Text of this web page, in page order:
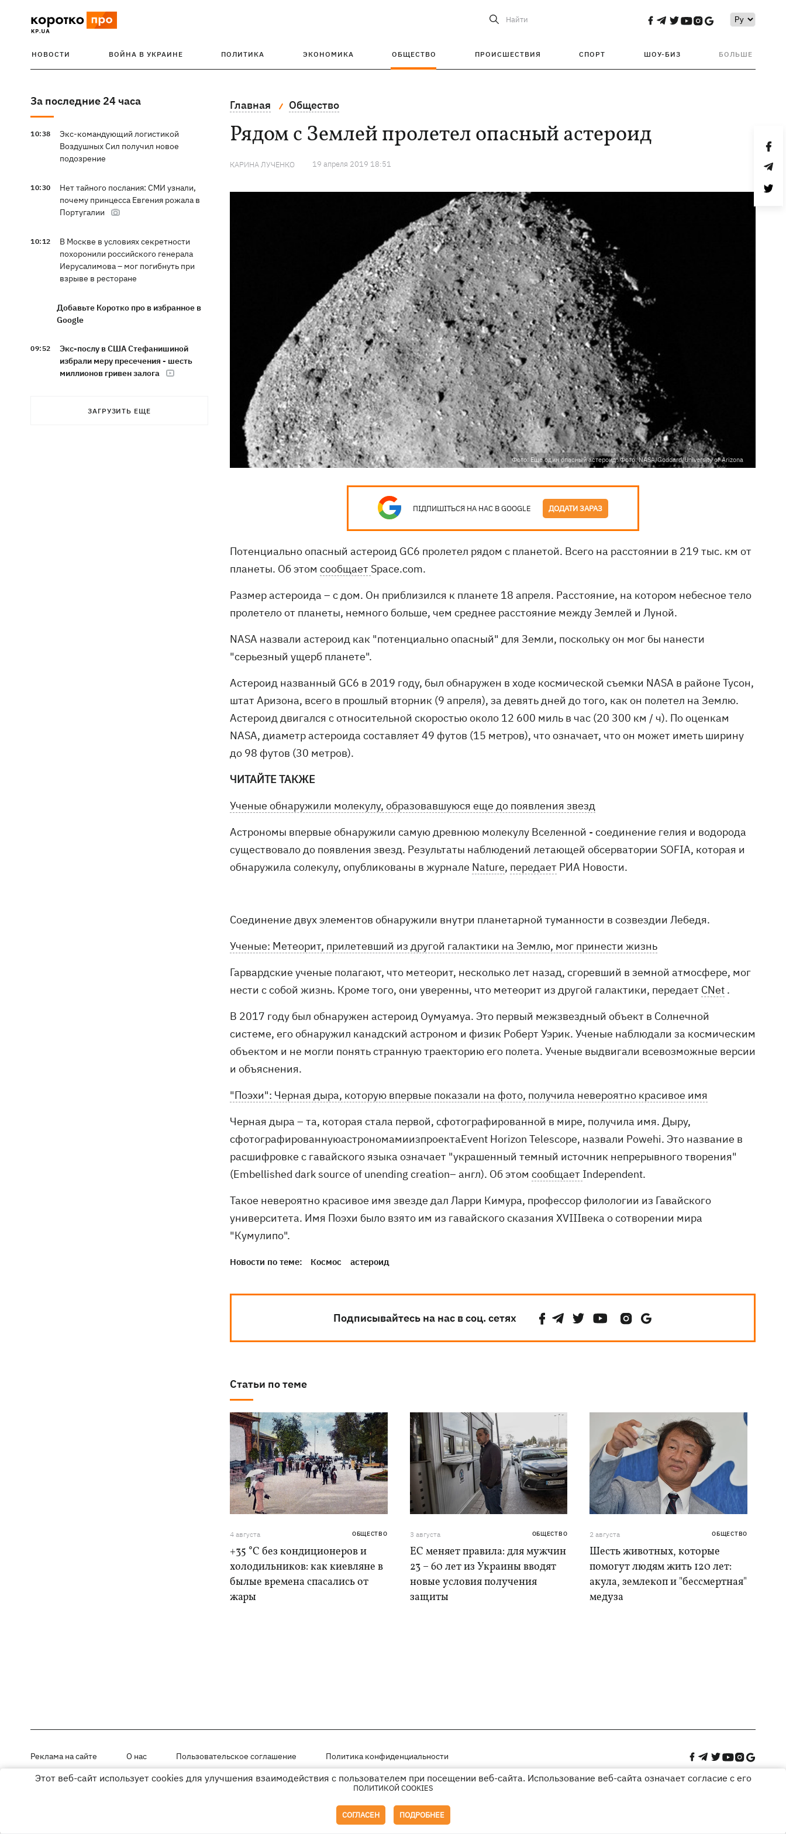
Найти
НОВОСТИ ВОЙНА В УКРАИНЕ ПОЛИТИКА ЭКОНОМИКА ОБЩЕСТВО ПРОИСШЕСТВИЯ СПОРТ ШОУ-БИЗ БОЛЬШЕ
За последние 24 часа
10:38
Экс-командующий логистикой
Воздушных Сил получил новое
подозрение
10:30
Нет тайного послания: СМИ узнали,
почему принцесса Евгения рожала в
Португалии
10:12
В Москве в условиях секретности
похоронили российского генерала
Иерусалимова – мог погибнуть при
взрыве в ресторане
Добавьте Коротко про в избранное в
Google
09:52
Экс-послу в США Стефанишиной
избрали меру пресечения - шесть
миллионов гривен залога
дронами, ракетами Х-31П и
ЗАГРУЗИТЬ ЕЩЕ
Главная Общество
Рядом с Землей пролетел опасный астероид
КАРИНА ЛУЧЕНКО 19 апреля 2019 18:51
Фото: Еще один опасный астероид. Фото: NASA/Goddard/University of Arizona
ПІДПИШІТЬСЯ НА НАС В GOOGLE ДОДАТИ ЗАРАЗ
Потенциально опасный астероид GC6 пролетел рядом с планетой. Всего на расстоянии в 219 тыс. км от
планеты. Об этом сообщает Space.com.
Размер астероида – с дом. Он приблизился к планете 18 апреля. Расстояние, на котором небесное тело
пролетело от планеты, немного больше, чем среднее расстояние между Землей и Луной.
NASA назвали астероид как "потенциально опасный" для Земли, поскольку он мог бы нанести
"серьезный ущерб планете".
Астероид названный GC6 в 2019 году, был обнаружен в ходе космической съемки NASA в районе Тусон,
штат Аризона, всего в прошлый вторник (9 апреля), за девять дней до того, как он полетел на Землю.
Астероид двигался с относительной скоростью около 12 600 миль в час (20 300 км / ч). По оценкам
NASA, диаметр астероида составляет 49 футов (15 метров), что означает, что он может иметь ширину
до 98 футов (30 метров).
ЧИТАЙТЕ ТАКЖЕ
Ученые обнаружили молекулу, образовавшуюся еще до появления звезд
Астрономы впервые обнаружили самую древнюю молекулу Вселенной - соединение гелия и водорода
существовало до появления звезд. Результаты наблюдений летающей обсерватории SOFIA, которая и
обнаружила солекулу, опубликованы в журнале Nature, передает РИА Новости.
Соединение двух элементов обнаружили внутри планетарной туманности в созвездии Лебедя.
Ученые: Метеорит, прилетевший из другой галактики на Землю, мог принести жизнь
Гарвардские ученые полагают, что метеорит, несколько лет назад, сгоревший в земной атмосфере, мог
нести с собой жизнь. Кроме того, они уверенны, что метеорит из другой галактики, передает CNet .
В 2017 году был обнаружен астероид Оумуамуа. Это первый межзвездный объект в Солнечной
системе, его обнаружил канадский астроном и физик Роберт Уэрик. Ученые наблюдали за космическим
объектом и не могли понять странную траекторию его полета. Ученые выдвигали всевозможные версии
и объяснения.
"Поэхи": Черная дыра, которую впервые показали на фото, получила невероятно красивое имя
Черная дыра – та, которая стала первой, сфотографированной в мире, получила имя. Дыру,
сфотографированнуюастрономамиизпроектаEvent Horizon Telescope, назвали Powehi. Это название в
расшифровке с гавайского языка означает "украшенный темный источник непрерывного творения"
(Embellished dark source of unending creation– англ). Об этом сообщает Independent.
Такое невероятно красивое имя звезде дал Ларри Кимура, профессор филологии из Гавайского
университета. Имя Поэхи было взято им из гавайского сказания XVIIIвека о сотворении мира
"Кумулипо".
Новости по теме: Космос астероид
Подписывайтесь на нас в соц. сетях
Статьи по теме
4 августа ОБЩЕСТВО
+35 °C без кондиционеров и
холодильников: как киевляне в
былые времена спасались от
жары
3 августа ОБЩЕСТВО
ЕС меняет правила: для мужчин
23 – 60 лет из Украины вводят
новые условия получения
защиты
2 августа ОБЩЕСТВО
Шесть животных, которые
помогут людям жить 120 лет:
акула, землекоп и "бессмертная"
медуза
Реклама на сайте О нас Пользовательское соглашение Политика конфиденциальности
Материалы под рубриками «Новости компании», «PR» и «Факт» размещены на правах рекламы
Этот веб-сайт использует cookies для улучшения взаимодействия с пользователем при посещении веб-сайта. Использование веб-сайта означает согласие с его
ПОЛИТИКОЙ COOKIES
СОГЛАСЕН ПОДРОБНЕЕ